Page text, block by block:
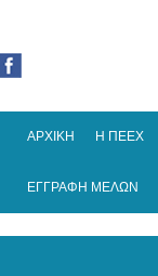
ΑΡΧΙΚΗ Η ΠΕΕΧ
ΕΓΓΡΑΦΗ ΜΕΛΩΝ